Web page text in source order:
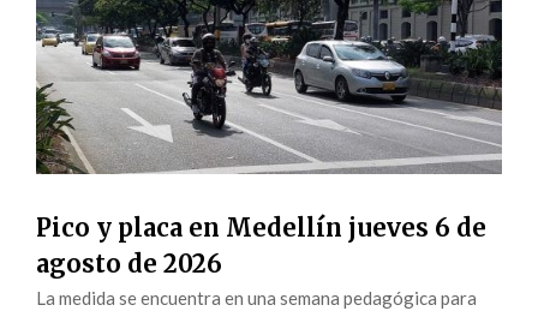
Pico y placa en Medellín jueves 6 de
agosto de 2026
La medida se encuentra en una semana pedagógica para